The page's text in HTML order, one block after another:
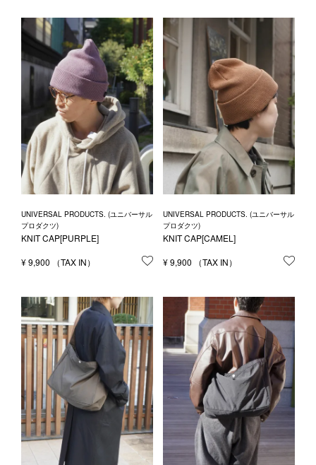
UNIVERSAL PRODUCTS. (ユニバーサル
プロダクツ)
KNIT CAP[PURPLE]
¥9,900 お気に入りに登録する
UNIVERSAL PRODUCTS. (ユニバーサル
プロダクツ)
KNIT CAP[CAMEL]
¥9,900